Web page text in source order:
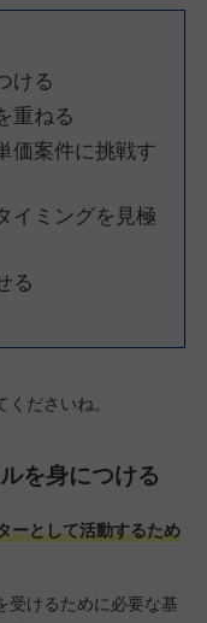
ける
重ねる
価案件に挑戦す
イミングを見極
る
ださいね。
を身につける
ーとして活動するため
受けるために必要な基